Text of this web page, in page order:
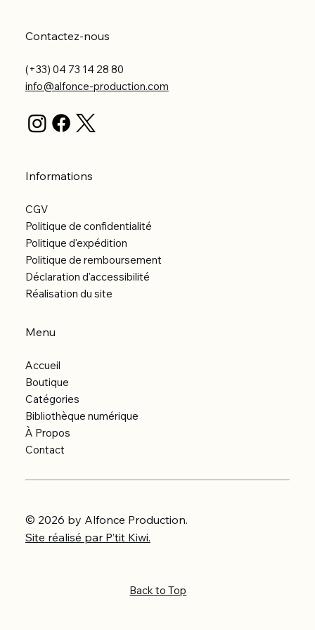
Contactez-nous
(+33) 04 73 14 28 80
info@alfonce-production.com
Informations
CGV
Politique de confidentialité
Politique d'expédition
Politique de remboursement
Déclaration d'accessibilité
Réalisation du site
Menu
Accueil
Boutique
Catégories
Bibliothèque numérique
À Propos
Contact
Back to Top
© 2026 by Alfonce Production.
Site réalisé par P’tit Kiwi.